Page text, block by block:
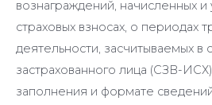
вознаграждений, начисленных и
страховых взносах, о периодах
деятельности, засчитываемых в
застрахованного лица (СЗВ-
заполнения и формате